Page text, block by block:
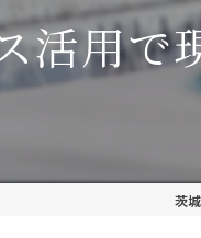
活用で
茨